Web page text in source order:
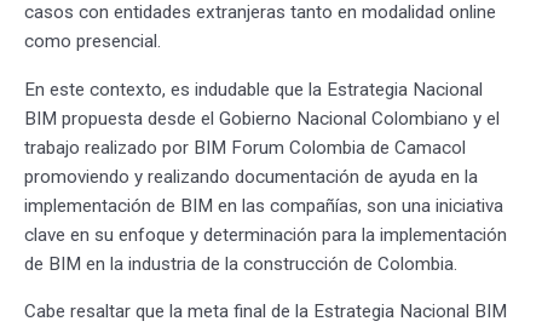
casos con entidades extranjeras tanto en modalidad online
como presencial.
En este contexto, es indudable que la Estrategia Nacional
BIM propuesta desde el Gobierno Nacional Colombiano y el
trabajo realizado por BIM Forum Colombia de Camacol
promoviendo y realizando documentación de ayuda en la
implementación de BIM en las compañías, son una iniciativa
clave en su enfoque y determinación para la implementación
de BIM en la industria de la construcción de Colombia.
Cabe resaltar que la meta final de la Estrategia Nacional BIM